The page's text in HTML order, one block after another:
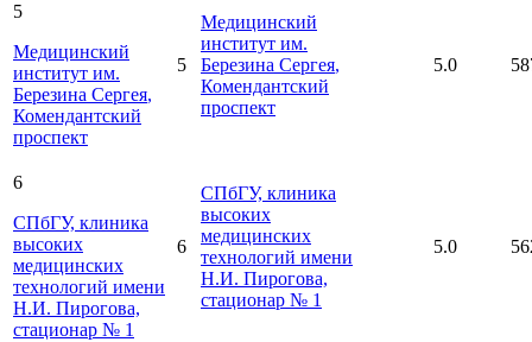
5
Медицинский
институт им.
Березина Сергея,
Комендантский
проспект
5
Медицинский
институт им.
Березина Сергея,
Комендантский
проспект
5.0
6
СПбГУ, клиника
высоких
медицинских
технологий имени
Н.И. Пирогова,
стационар № 1
6
СПбГУ, клиника
высоких
медицинских
технологий имени
Н.И. Пирогова,
стационар № 1
5.0